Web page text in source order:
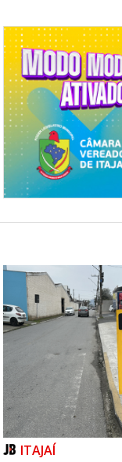
NAVEGANTES
05/
ITAJAÍ